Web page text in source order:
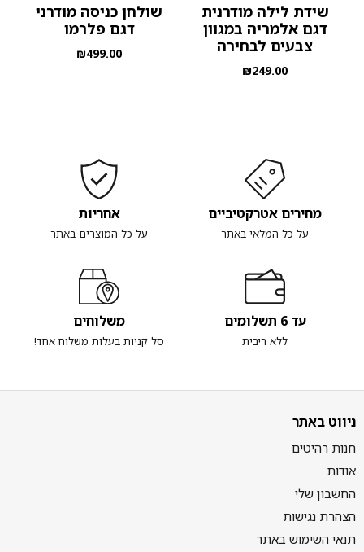
שידת לילה מודרנית
דגם אלמריה במגוון
צבעים לבחירה
₪249.00
שולחן כניסה מודרני
דגם פלרמו
₪499.00
מחירים אטרקטיביים
על כל המלאי באתר
אחריות
על כל המוצרים באתר
עד 6 תשלומים
ללא ריבית
משלוחים
סל קניות בעלות משלוח אחד!
ניווט באתר
חנות רהיטים
אודות
החשבון שלי
הצהרת נגישות
תנאי השימוש באתר